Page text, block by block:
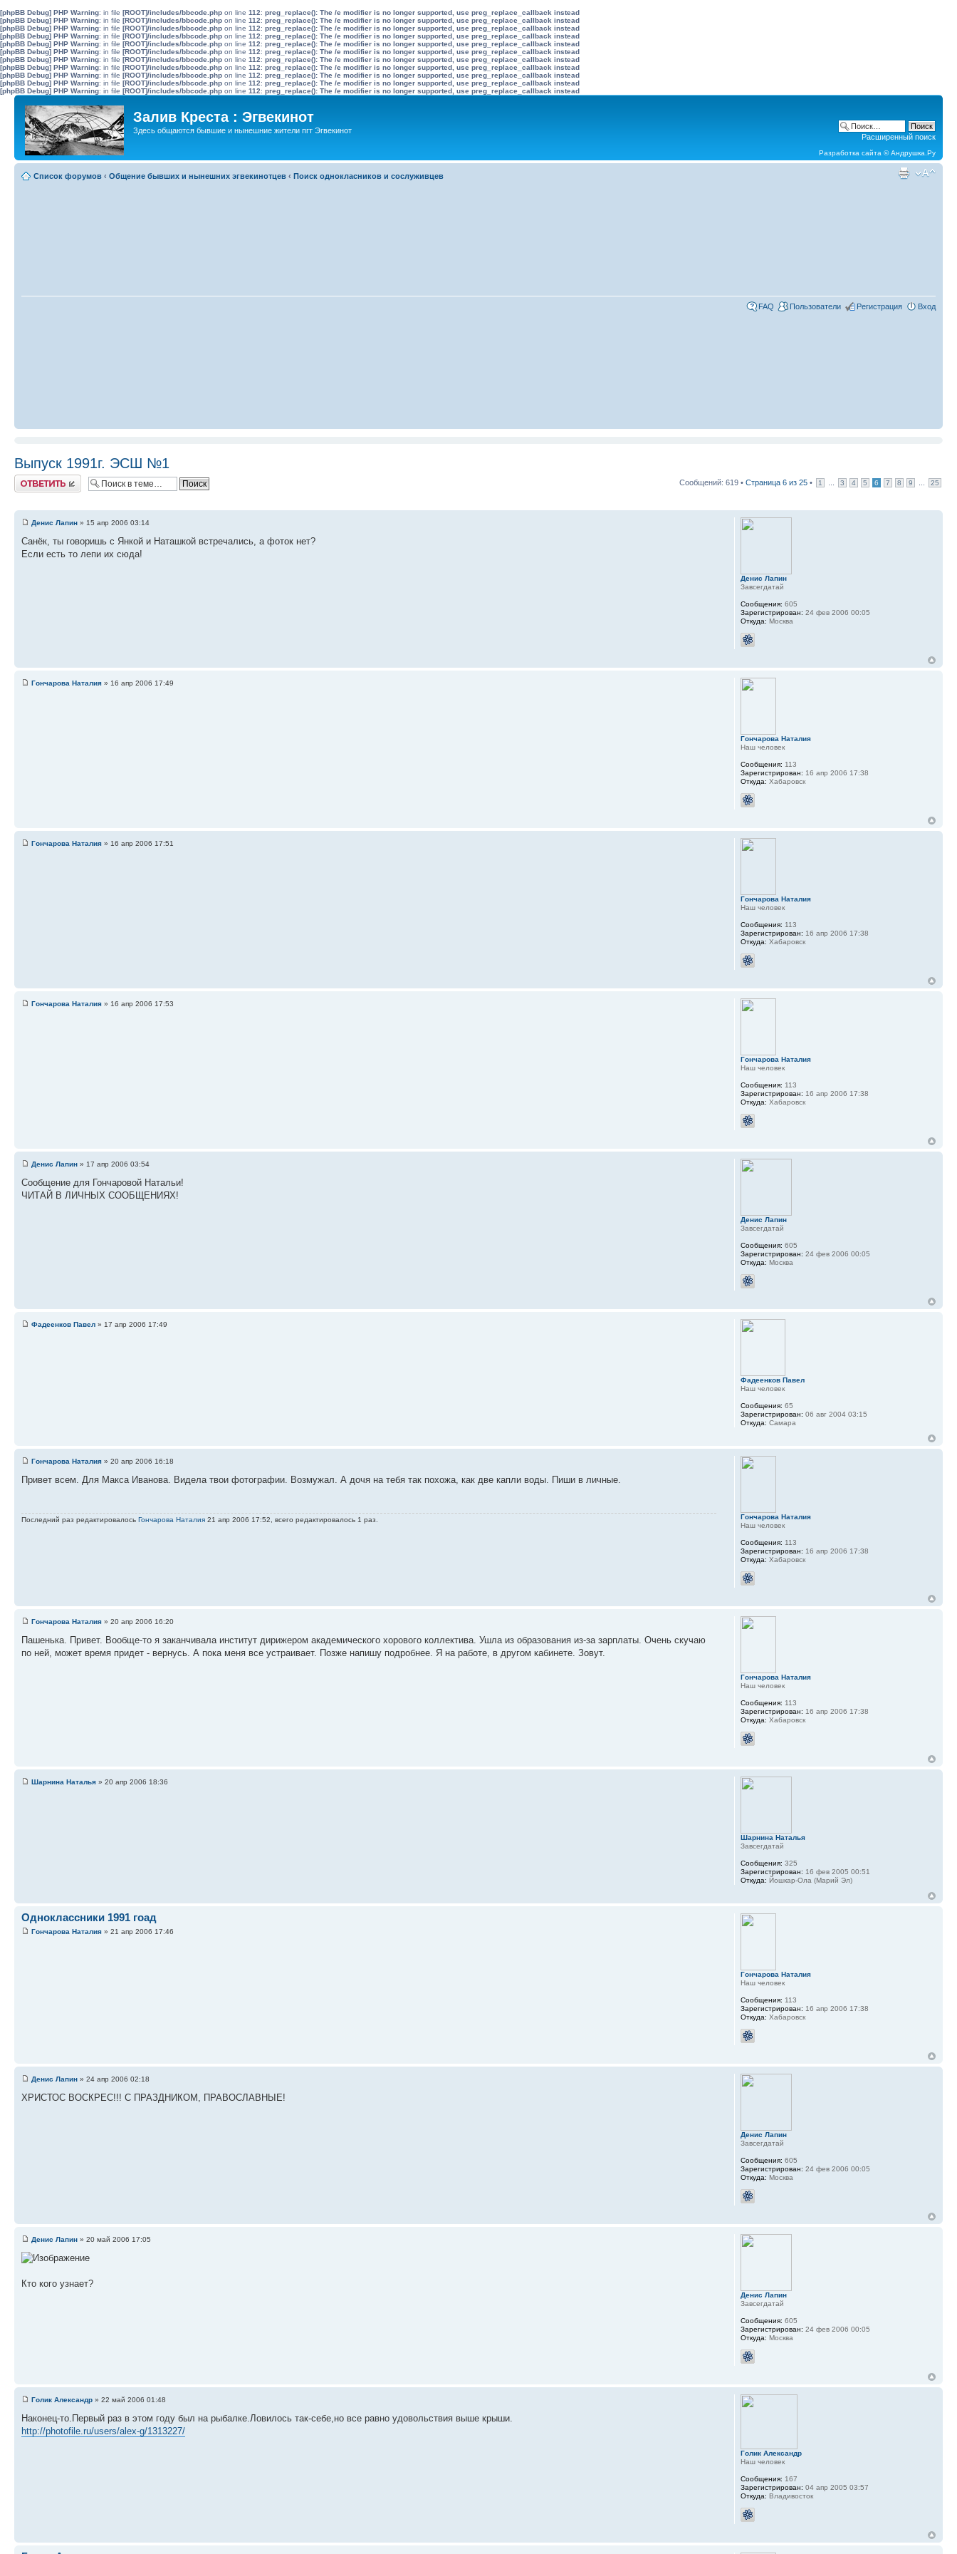
[phpBB Debug] PHP Warning: in file [ROOT]/includes/bbcode.php on line 112: preg_replace(): The /e modifier is no longer supported, use preg_replace_callback instead
[phpBB Debug] PHP Warning: in file [ROOT]/includes/bbcode.php on line 112: preg_replace(): The /e modifier is no longer supported, use preg_replace_callback instead
[phpBB Debug] PHP Warning: in file [ROOT]/includes/bbcode.php on line 112: preg_replace(): The /e modifier is no longer supported, use preg_replace_callback instead
[phpBB Debug] PHP Warning: in file [ROOT]/includes/bbcode.php on line 112: preg_replace(): The /e modifier is no longer supported, use preg_replace_callback instead
[phpBB Debug] PHP Warning: in file [ROOT]/includes/bbcode.php on line 112: preg_replace(): The /e modifier is no longer supported, use preg_replace_callback instead
[phpBB Debug] PHP Warning: in file [ROOT]/includes/bbcode.php on line 112: preg_replace(): The /e modifier is no longer supported, use preg_replace_callback instead
[phpBB Debug] PHP Warning: in file [ROOT]/includes/bbcode.php on line 112: preg_replace(): The /e modifier is no longer supported, use preg_replace_callback instead
[phpBB Debug] PHP Warning: in file [ROOT]/includes/bbcode.php on line 112: preg_replace(): The /e modifier is no longer supported, use preg_replace_callback instead
[phpBB Debug] PHP Warning: in file [ROOT]/includes/bbcode.php on line 112: preg_replace(): The /e modifier is no longer supported, use preg_replace_callback instead
[phpBB Debug] PHP Warning: in file [ROOT]/includes/bbcode.php on line 112: preg_replace(): The /e modifier is no longer supported, use preg_replace_callback instead
[phpBB Debug] PHP Warning: in file [ROOT]/includes/bbcode.php on line 112: preg_replace(): The /e modifier is no longer supported, use preg_replace_callback instead
Залив Креста : Эгвекинот
Здесь общаются бывшие и нынешние жители пгт Эгвекинот
Расширенный поиск
Разработка сайта ©Андрушка.Ру
Список форумов ‹ Общение бывших и нынешних эгвекинотцев ‹ Поиск однокласников и сослуживцев
FAQ Пользователи Регистрация Вход
Выпуск 1991г. ЭСШ №1
Ответить Сообщений: 619 • Страница 6 из 25 • 1 3 4 5 6 7 8 9 25
Денис Лапин » 15 апр 2006 03:14
Санёк, ты говоришь с Янкой и Наташкой встречались, а фоток нет?
Если есть то лепи их сюда!
Денис Лапин
Завсегдатай
Сообщения: 605
Зарегистрирован: 24 фев 2006 00:05
Откуда: Москва
Гончарова Наталия » 16 апр 2006 17:49
Гончарова Наталия
Наш человек
Сообщения: 113
Зарегистрирован: 16 апр 2006 17:38
Откуда: Хабаровск
Гончарова Наталия » 16 апр 2006 17:51
Гончарова Наталия
Наш человек
Сообщения: 113
Зарегистрирован: 16 апр 2006 17:38
Откуда: Хабаровск
Гончарова Наталия » 16 апр 2006 17:53
Гончарова Наталия
Наш человек
Сообщения: 113
Зарегистрирован: 16 апр 2006 17:38
Откуда: Хабаровск
Денис Лапин » 17 апр 2006 03:54
Сообщение для Гончаровой Натальи!
ЧИТАЙ В ЛИЧНЫХ СООБЩЕНИЯХ!
Денис Лапин
Завсегдатай
Сообщения: 605
Зарегистрирован: 24 фев 2006 00:05
Откуда: Москва
Фадеенков Павел » 17 апр 2006 17:49
Фадеенков Павел
Наш человек
Сообщения: 65
Зарегистрирован: 06 авг 2004 03:15
Откуда: Самара
Гончарова Наталия » 20 апр 2006 16:18
Привет всем. Для Макса Иванова. Видела твои фотографии. Возмужал. А дочя на тебя так похожа, как две капли воды. Пиши в личные.
Последний раз редактировалось Гончарова Наталия 21 апр 2006 17:52, всего редактировалось 1 раз.
Гончарова Наталия
Наш человек
Сообщения: 113
Зарегистрирован: 16 апр 2006 17:38
Откуда: Хабаровск
Гончарова Наталия » 20 апр 2006 16:20
Пашенька. Привет. Вообще-то я заканчивала институт дирижером академического хорового коллектива. Ушла из образования из-за зарплаты. Очень скучаю
по ней, может время придет - вернусь. А пока меня все устраивает. Позже напишу подробнее. Я на работе, в другом кабинете. Зовут.
Гончарова Наталия
Наш человек
Сообщения: 113
Зарегистрирован: 16 апр 2006 17:38
Откуда: Хабаровск
Шарнина Наталья » 20 апр 2006 18:36
Шарнина Наталья
Завсегдатай
Сообщения: 325
Зарегистрирован: 16 фев 2005 00:51
Откуда: Йошкар-Ола (Марий Эл)
Одноклассники 1991 гоад
Гончарова Наталия » 21 апр 2006 17:46
Гончарова Наталия
Наш человек
Сообщения: 113
Зарегистрирован: 16 апр 2006 17:38
Откуда: Хабаровск
Денис Лапин » 24 апр 2006 02:18
ХРИСТОС ВОСКРЕС!!! С ПРАЗДНИКОМ, ПРАВОСЛАВНЫЕ!
Денис Лапин
Завсегдатай
Сообщения: 605
Зарегистрирован: 24 фев 2006 00:05
Откуда: Москва
Денис Лапин » 20 май 2006 17:05
Кто кого узнает?
Денис Лапин
Завсегдатай
Сообщения: 605
Зарегистрирован: 24 фев 2006 00:05
Откуда: Москва
Голик Александр » 22 май 2006 01:48
Наконец-то.Первый раз в этом году был на рыбалке.Ловилось так-себе,но все равно удовольствия выше крыши.
http://photofile.ru/users/alex-g/1313227/
Голик Александр
Наш человек
Сообщения: 167
Зарегистрирован: 04 апр 2005 03:57
Откуда: Владивосток